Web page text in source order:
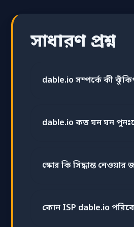
সাধারণ প্রশ্ন
dable.io সম্পর্কে কী
dable.io কত ঘন ঘন
স্কোর কি সিদ্ধান্ত নেওয়ার
কোন ISP dable.io